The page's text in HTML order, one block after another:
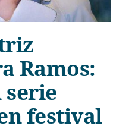
Ramos:
serie
festival